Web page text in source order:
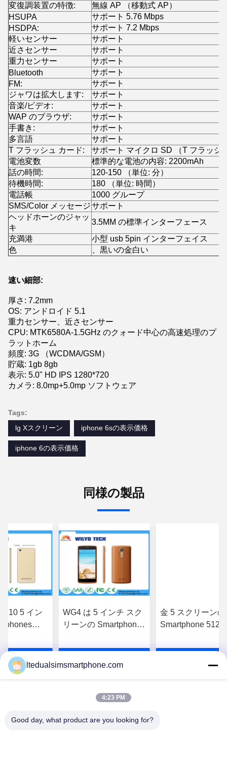
変復調装置の特徴:
無線 AP （移動式 AP）
HSUPA
サポート 5.76 Mbps
HSDPA:
サポート 7.2 Mbps
軽いセンサー
サポート
近さセンサー
サポート
重力センサー
サポート
Bluetooth
サポート
FM:
サポート
ジャワは拡大します:
サポート
音楽/ビデオ:
サポート
WAP のブラウザ:
サポート
手書き:
サポート
多言語
サポート
T フラッシュ カード:
サポート マイクロ SD （T フラッシ
電池変数
標準的な電池の内容: 2200mAh
話の時間:
120-150 （単位: 分）
待機時間:
180 （単位: 時間）
電話帳
1000 グループ
SMS/Color メッセージサポート
ヘッドホーンのジャッ
キ
3.5MM の標準インターフェース
充満港
小型 usb 5pin インターフェイス
色
、黒いの金白い
速い細部:
厚さ: 7.2mm
OS: アンドロイド 5.1
重力センサー、近さセンサー
CPU: MTK6580A-1.5GHz のクォード中心の高速処理のプ
ラットホーム
頻度: 3G （WCDMA/GSM）
貯蔵: 1gb 8gb
表示: 5.0" HD IPS 1280*720
カメラ: 8.0mp+5.0mp ソフトウェア
Tags:
lg Xスクリーン
iphone 6sの表示価格
iphone 6の表示価格
同様の製品
10 5 イン
イド 4.4
価格 を 入手
WG4 は 5 インチ スク
リーンの Smartphones
の 2MP 前部 3MP カメ
ラを支持します
最高 の 価格 を 入手
金 5 スクリーンの
Smartphone
インチ スクリー
いている Sim の
最高 の 価格
ltedualsimsmartphone.com
4:23 PM
Good day, what product are you looking for?